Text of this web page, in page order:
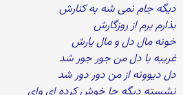
دیگه جام نمی شه به کنارش
بذارم برم از روزگارش
خونه مال دل و مال یارش
غریبه با دل من جور جور شد
دل دیوونه از من دور دور شد